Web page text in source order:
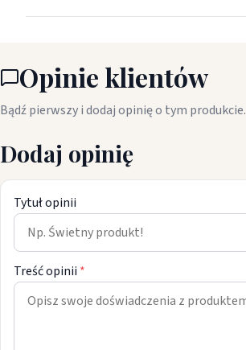
Opinie klientów
Bądź pierwszy i dodaj opinię o tym produkcie.
Dodaj opinię
Tytuł opinii
Treść opinii *